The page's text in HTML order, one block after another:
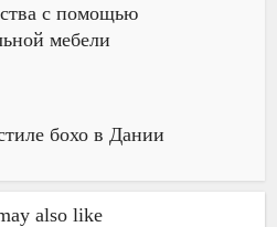
с помощью
мебели
бохо в Дании
also like